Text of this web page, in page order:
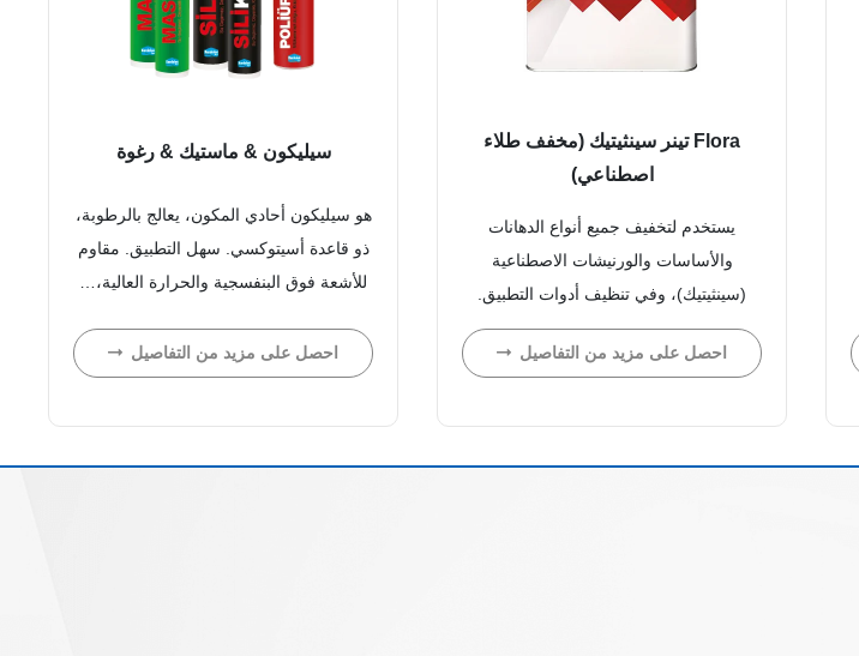
Flora تينر سينثيتيك (مخفف طلاء
اصطناعي)
يستخدم لتخفيف جميع أنواع الدهانات
والأساسات والورنيشات الاصطناعية
(سينثيتيك)، وفي تنظيف أدوات التطبيق.
احصل على مزيد من التفاصيل
سيليكون & ماستيك & رغوة
هو سيليكون أحادي المكون، يعالج بالرطوبة،
ذو قاعدة أسيتوكسي. سهل التطبيق. مقاوم
للأشعة فوق البنفسجية والحرارة العالية،…
احصل على مزيد من التفاصيل